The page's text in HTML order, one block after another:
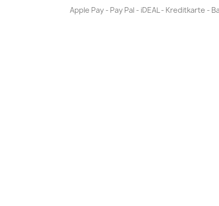
Apple Pay - Pay Pal - iDEAL - Kreditkarte